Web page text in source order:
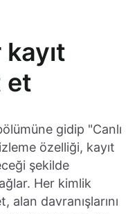
kayıt
et
gidip "Canlı
özelliği, kayıt
şekilde
Her kimlik
davranışlarını